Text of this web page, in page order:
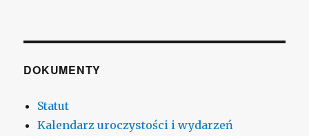
DOKUMENTY
Statut
Kalendarz uroczystości i wydarzeń